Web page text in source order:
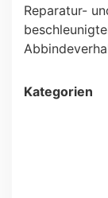
Reparatur-
Kategorien